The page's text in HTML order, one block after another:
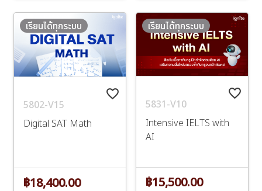
favorite_border
5802-V15
Digital SAT Math
เรียนได้ทุกระบบ
฿18,400.00
favorite_border
5831-V10
Intensive IELTS with
AI
เรียนได้ทุกระบบ
฿15,500.00